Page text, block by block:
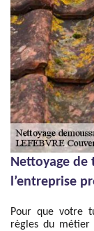
Nettoyage de
l’entreprise
Pour que votre
règles du